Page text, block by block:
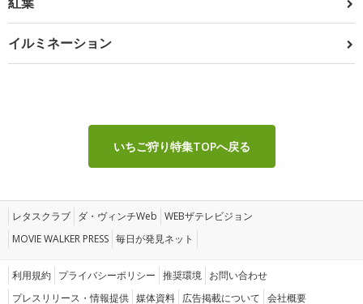
イルミネーション
いちご狩り特集TOPへ戻る
レタスクラブ ダ・ヴィンチWeb WEBザテレビジョン
MOVIE WALKER PRESS 毎日が発見ネット
利用規約 プライバシーポリシー 推奨環境 お問い合わせ
プレスリリース・情報提供 媒体資料 広告掲載について 会社概要